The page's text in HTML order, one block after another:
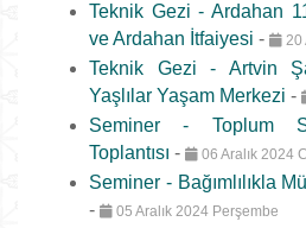
Teknik Gezi - Ardahan
ve Ardahan İtfaiyesi - 20
Teknik Gezi - Artvin
Yaşlılar Yaşam Merkezi -
Seminer - Toplum
Toplantısı - 06 Aralık 2024
Seminer - Bağımlılıkla
-
05 Aralık 2024 Perşembe